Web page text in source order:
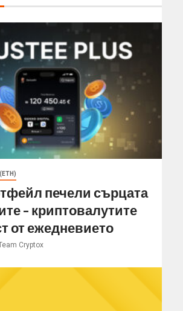
печели сърцата
– криптовалутите
от ежедневието
Cryptox